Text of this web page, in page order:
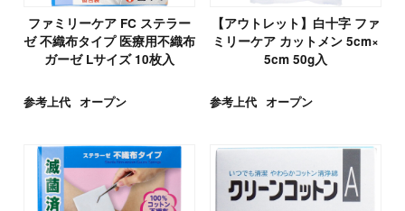
ファミリーケア FC ステラー
ゼ 不織布タイプ 医療用不織布
ガーゼ Lサイズ 10枚入
参考上代 オープン
【アウトレット】白十字 ファ
ミリーケア カットメン 5cm×
5cm 50g入
参考上代 オープン